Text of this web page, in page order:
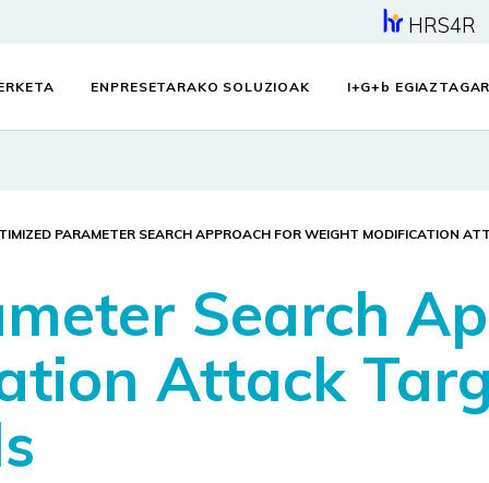
HRS4R
ENPRESETARAKO SOLUZIOAK I+G+ b
PARAMETER SEARCH APPROACH FOR WEIGHT MODIFICATION
Search
Attack